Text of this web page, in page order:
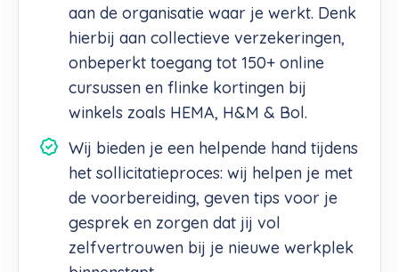
aan de organisatie waar je werkt. Denk
hierbij aan collectieve verzekeringen,
onbeperkt toegang tot 150+ online
cursussen en flinke kortingen bij
winkels zoals HEMA, H&M & Bol.
Wij bieden je een helpende hand tijdens
het sollicitatieproces: wij helpen je met
de voorbereiding, geven tips voor je
gesprek en zorgen dat jij vol
zelfvertrouwen bij je nieuwe werkplek